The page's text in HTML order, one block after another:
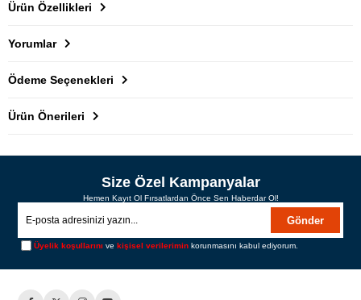
Ürün Özellikleri
Yorumlar
Ödeme Seçenekleri
Ürün Önerileri
Size Özel Kampanyalar
Hemen Kayıt Ol Fırsatlardan Önce Sen Haberdar Ol!
Gönder
Üyelik koşullarını vekişisel verilerimin korunmasını kabul ediyorum.